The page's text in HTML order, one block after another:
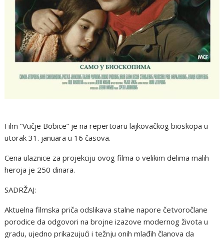
Film “Vučje Bobice” je na repertoaru lajkovačkog bioskopa u
utorak 31. januara u 16 časova.
Cena ulaznice za projekciju ovog filma o velikim delima malih
heroja je 250 dinara.
SADRŽAJ:
Aktuelna filmska priča odslikava stalne napore četvoročlane
porodice da odgovori na brojne izazove modernog života u
gradu, ujedno prikazujući i težnju onih mlađih članova da